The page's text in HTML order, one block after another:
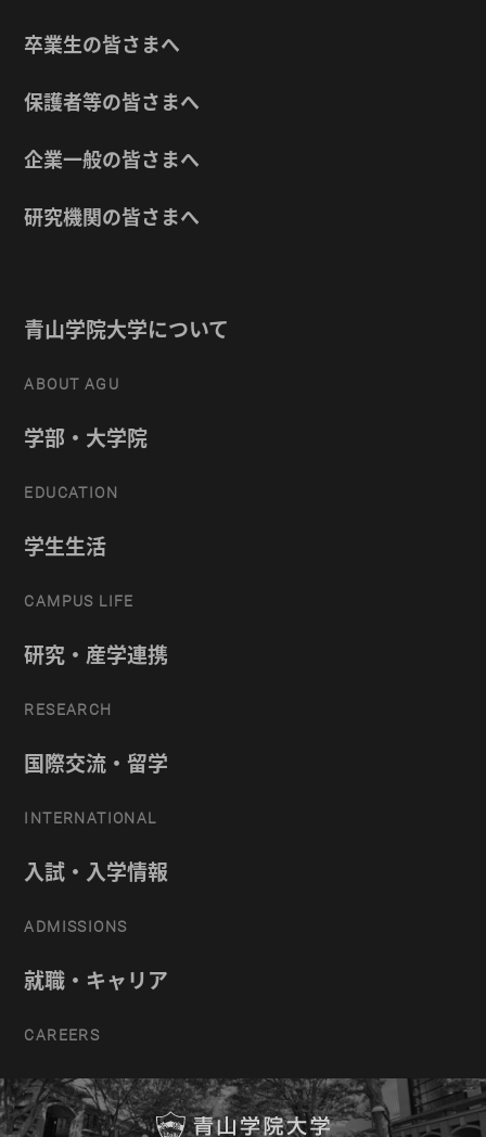
卒業生の皆さまへ
保護者等の皆さまへ
企業一般の皆さまへ
研究機関の皆さまへ
青山学院大学について
ABOUT AGU
学部・大学院
EDUCATION
学生生活
CAMPUS LIFE
研究・産学連携
RESEARCH
国際交流・留学
INTERNATIONAL
入試・入学情報
ADMISSIONS
就職・キャリア
CAREERS